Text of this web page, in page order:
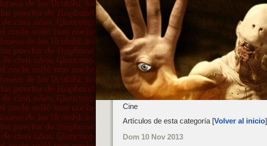
Cine
Artículos de esta categoría [Volver al inicio]
Dom 10 Nov 2013